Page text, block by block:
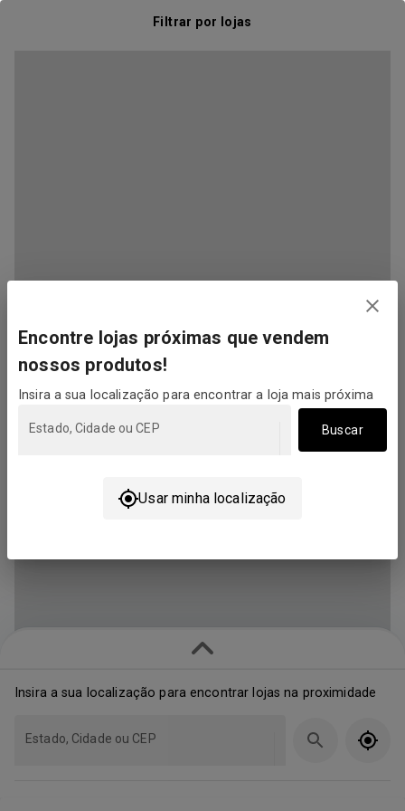
Filtrar por lojas
Encontre lojas próximas que vendem
nossos produtos!
Insira a sua localização para encontrar a loja mais próxima
Estado, Cidade ou CEP Buscar
Usar minha localização
Insira a sua localização para encontrar lojas na proximidade
Estado, Cidade ou CEP